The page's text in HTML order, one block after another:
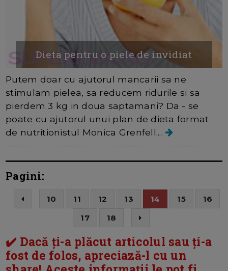
Dieta pentru o piele de invidiat
Putem doar cu ajutorul mancarii sa ne
stimulam pielea, sa reducem ridurile si sa
pierdem 3 kg in doua saptamani? Da - se
poate cu ajutorul unui plan de dieta format
de nutritionistul Monica Grenfell....
Pagini:
10 11 12 13 14 15
16
17
18
✔️ Dacă ți-a plăcut articolul sau ți-a
fost de folos, apreciază-l cu un